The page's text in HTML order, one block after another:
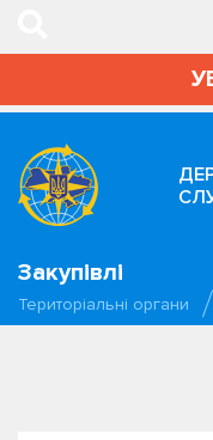
Закупівлі
Територіальні органи